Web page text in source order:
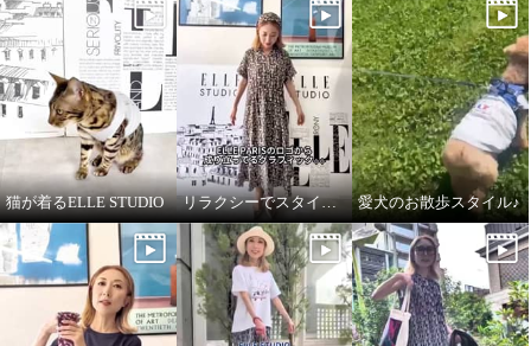
猫が着るELLE STUDIO リラクシーでスタイルアップしてくれるワンピース♪ 愛犬のお散歩スタイル♪